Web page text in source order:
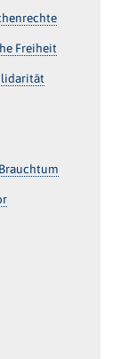
Freiheit